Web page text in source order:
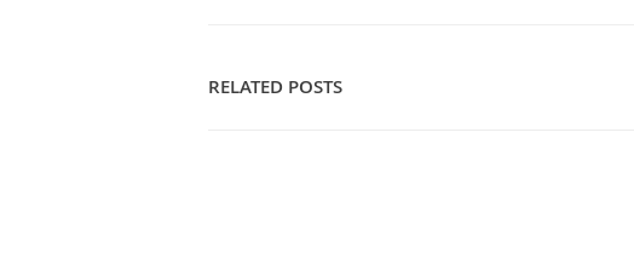
RELATED POSTS